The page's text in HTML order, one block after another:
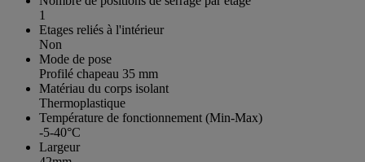
1
Etages reliés à l'intérieur
Non
Mode de pose
Profilé chapeau 35 mm
Matériau du corps isolant
Thermoplastique
Température de fonctionnement (Min-Max)
-5-40°C
Largeur